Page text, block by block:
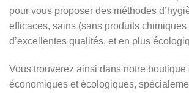
pour vous proposer des méthodes
efficaces, sains (sans produits
d’excellentes qualités, et en plus
Vous trouverez ainsi dans notre boutique
économiques et écologiques,